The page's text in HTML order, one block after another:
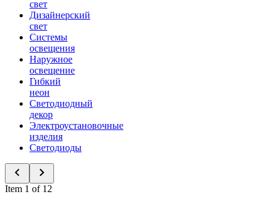
свет
Дизайнерский
свет
Системы
освещения
Наружное
освещение
Гибкий
неон
Светодиодный
декор
Электроустановочные
изделия
Светодиоды
Item 1 of 12